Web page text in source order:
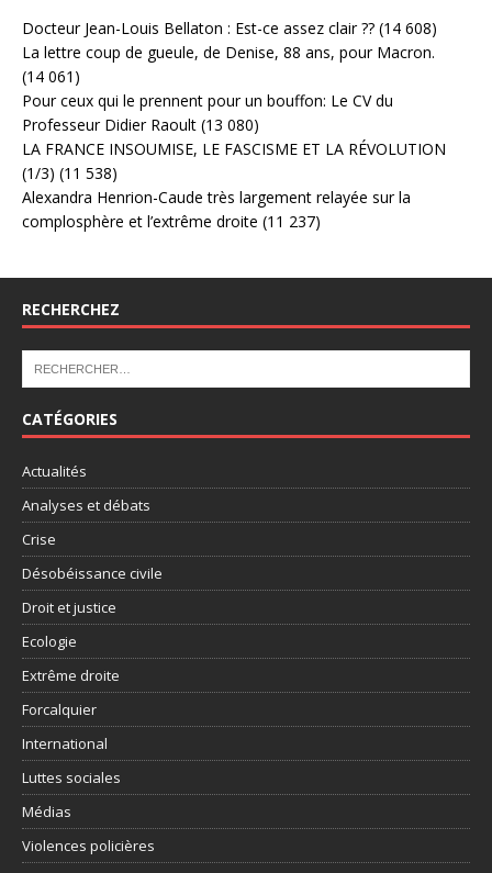
Docteur Jean-Louis Bellaton : Est-ce assez clair ?? (14 608)
La lettre coup de gueule, de Denise, 88 ans, pour Macron.
(14 061)
Pour ceux qui le prennent pour un bouffon: Le CV du
Professeur Didier Raoult (13 080)
LA FRANCE INSOUMISE, LE FASCISME ET LA RÉVOLUTION
(1/3) (11 538)
Alexandra Henrion-Caude très largement relayée sur la
complosphère et l’extrême droite (11 237)
RECHERCHEZ
CATÉGORIES
Actualités
Analyses et débats
Crise
Désobéissance civile
Droit et justice
Ecologie
Extrême droite
Forcalquier
International
Luttes sociales
Médias
Violences policières